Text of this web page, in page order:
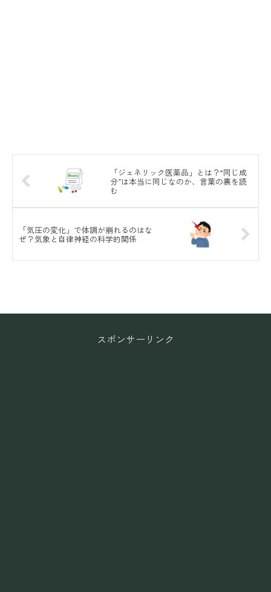
「ジェネリック医薬品」とは？“同じ成
分”は本当に同じなのか、言葉の裏を読
む
「気圧の変化」で体調が崩れるのはな
ぜ？気象と自律神経の科学的関係
スポンサーリンク